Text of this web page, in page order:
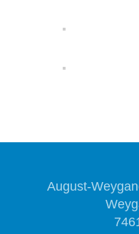
August-